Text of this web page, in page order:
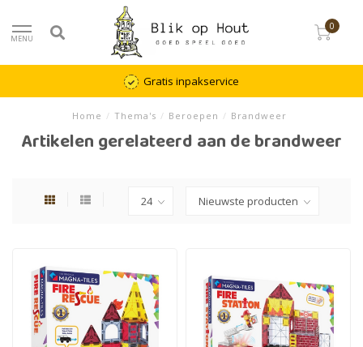
MENU
0
Gratis inpakservice
Home / Thema's / Beroepen / Brandweer
Artikelen gerelateerd aan de brandweer